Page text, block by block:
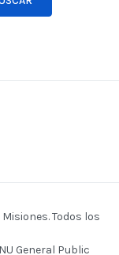
Todos los
General Public